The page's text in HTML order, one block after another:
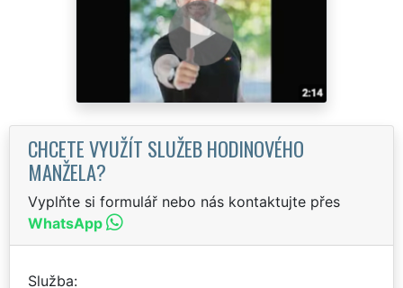
CHCETE VYUŽÍT SLUŽEB HODINOVÉHO
MANŽELA?
Vyplňte si formulář nebo nás kontaktujte přes
WhatsApp
Služba